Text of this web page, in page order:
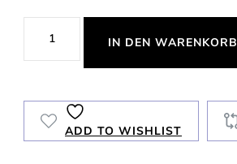
Lavendelsackerl
Menge
IN DEN WARENKORB
ADD TO WISHLIST